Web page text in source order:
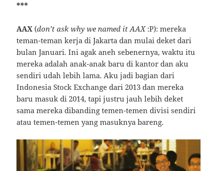
***
AAX (don’t ask why we named it AAX:P): mereka
teman-teman kerja di Jakarta dan mulai deket dari
bulan Januari. Ini agak aneh sebenernya, waktu itu
mereka adalah anak-anak baru di kantor dan aku
sendiri udah lebih lama. Aku jadi bagian dari
Indonesia Stock Exchange dari 2013 dan mereka
baru masuk di 2014, tapi justru jauh lebih deket
sama mereka dibanding temen-temen divisi sendiri
atau temen-temen yang masuknya bareng.